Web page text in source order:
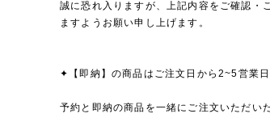
誠に恐れ入りますが、上記内容をご確認・
ますようお願い申し上げます。
✦【即納】の商品はご注文日から2~5営業日
予約と即納の商品を一緒にご注文いただい